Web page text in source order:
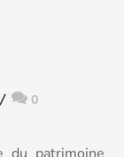
0